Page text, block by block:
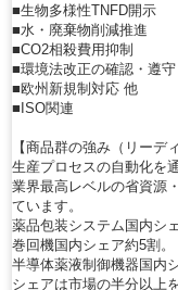
■生物多様性TNFD開示
■水・廃棄物削減推進
■CO2相殺費用抑制
■環境法改正の確認・遵守
■欧州新規制対応 他
■ISO関連
【商品群の強み（リーデ
生産プロセスの自動化を
業界最高レベルの省資源
ています。
薬品包装システム国内シ
巻回機国内シェア約5割。
半導体薬液制御機器国内
シェアは市場の半分以上